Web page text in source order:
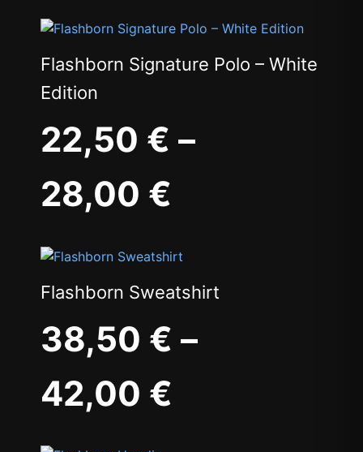
Flashborn Signature Polo – White
Edition
22,50 € –
28,00 €
Flashborn Sweatshirt
38,50 € –
42,00 €